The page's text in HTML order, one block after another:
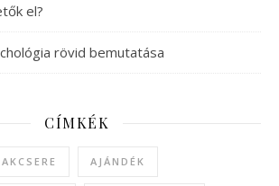
el?
rövid bemutatása
CÍMKÉK
AJÁNDÉK